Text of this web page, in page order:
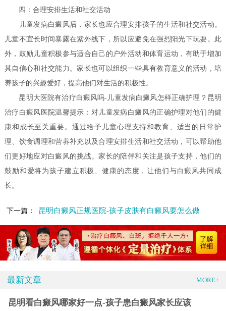
四：合理安排生活和社交活动
儿童发病白癜风后，家长也应合理安排孩子的生活和社交活动。
儿童不宜长时间暴露在紫外线下，所以应避免在强烈阳光下玩耍。此
外，鼓励儿童积极参与适合自己的户外活动和体育运动，有助于增加
其自信心和社交能力。家长也可以组织一些具有教育意义的活动，培
养孩子的兴趣爱好，提高他们对生活的积极性。
昆明大医院有治疗白癜风吗-儿童发病白癜风怎样正确护理？昆明
治疗白癜风医院温馨提示：对儿童发病白癜风的正确护理对他们的健
康和成长至关重要。通过给予儿童心理支持和教育、适当的日常护
理、饮食调理和营养补充以及合理安排生活和社交活动，可以帮助他
们更好地应对白癜风的挑战。家长的陪伴和关注是孩子支持，他们的
鼓励和爱将为孩子建立积极、健康的态度，让他们与白癜风共同成
长。
下一篇： 昆明白癜风正规医院-孩子皮肤有白癜风要怎么做
最新文章 MORE+
昆明看白癜风哪家好一点-孩子患白癜风家长应该